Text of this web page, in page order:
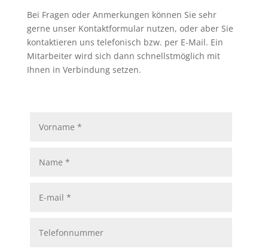
Bei Fragen oder Anmerkungen können Sie sehr
gerne unser Kontaktformular nutzen, oder aber Sie
kontaktieren uns telefonisch bzw. per E-Mail. Ein
Mitarbeiter wird sich dann schnellstmöglich mit
Ihnen in Verbindung setzen.